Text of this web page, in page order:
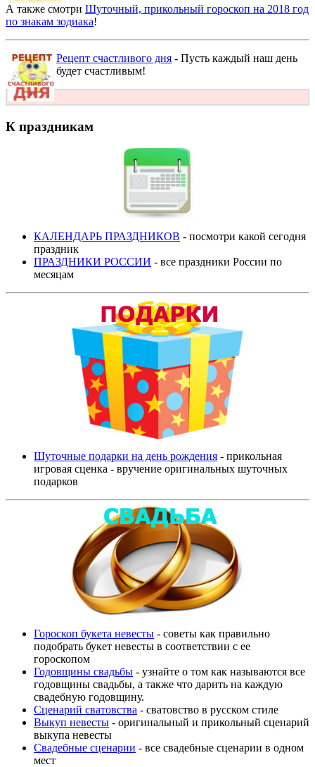
А также смотри Шуточный, прикольный гороскоп на 2018 год
по знакам зодиака!
Рецепт счастливого дня - Пусть каждый наш день
будет счастливым!
К праздникам
КАЛЕНДАРЬ ПРАЗДНИКОВ - посмотри какой сегодня
праздник
ПРАЗДНИКИ РОССИИ - все праздники России по
месяцам
Шуточные подарки на день рождения - прикольная
игровая сценка - вручение оригинальных шуточных
подарков
Гороскоп букета невесты - советы как правильно
подобрать букет невесты в соответствии с ее
гороскопом
Годовщины свадьбы - узнайте о том как называются все
годовщины свадьбы, а также что дарить на каждую
свадебную годовщину.
Сценарий сватовства - сватовство в русском стиле
Выкуп невесты - оригинальный и прикольный сценарий
выкупа невесты
Свадебные сценарии - все свадебные сценарии в одном
мест